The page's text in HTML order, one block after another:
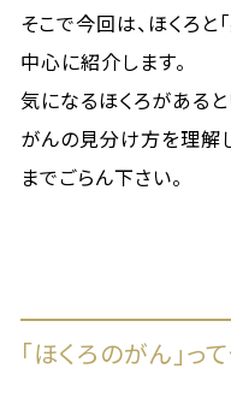
そこで今回は、ほくろ
中心に紹介します。
気になるほくろがある
がんの見分け方を理解
までごらん下さい。
「ほくろのがん」っ